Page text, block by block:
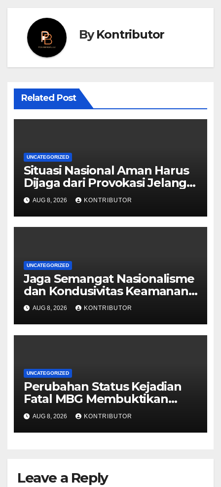
ByKontributor
Related Post
UNCATEGORIZED
Situasi Nasional Aman Harus
Dijaga dari Provokasi Jelang
HUT ke-81 RI
AUG 8, 2026 KONTRIBUTOR
UNCATEGORIZED
Jaga Semangat Nasionalisme
dan Kondusivitas Keamanan
Papua Jelang HUT Ke-81 RI
AUG 8, 2026 KONTRIBUTOR
UNCATEGORIZED
Perubahan Status Kejadian
Fatal MBG Membuktikan
Pemerintah Tidak Main-main
AUG 8, 2026 KONTRIBUTOR
Leave a Reply